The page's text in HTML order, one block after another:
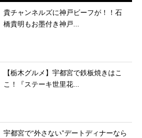
貴チャンネルズに神戸ビーフが！！石
橋貴明もお墨付き神戸...
【栃木グルメ】宇都宮で鉄板焼きはこ
こ！『ステーキ世里花...
宇都宮で“外さない”デートディナーなら